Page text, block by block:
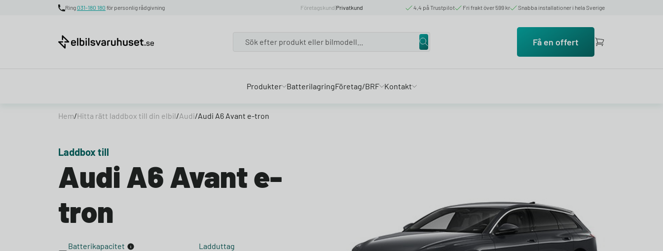
Ring031-180 180 för personlig rådgivning Företagskund|Privatkund 4,4 på Trustpilot Fri frakt över 599 kr Snabba installationer i hela Sverige
Få en offert
Produkter BatterilagringFöretag/BRF Kontakt
Hem/Hitta rätt laddbox till din elbil/Audi/Audi A6 Avant e-tron
Laddbox till
Audi A6 Avant e-
tron
Batterikapacitet Ladduttag